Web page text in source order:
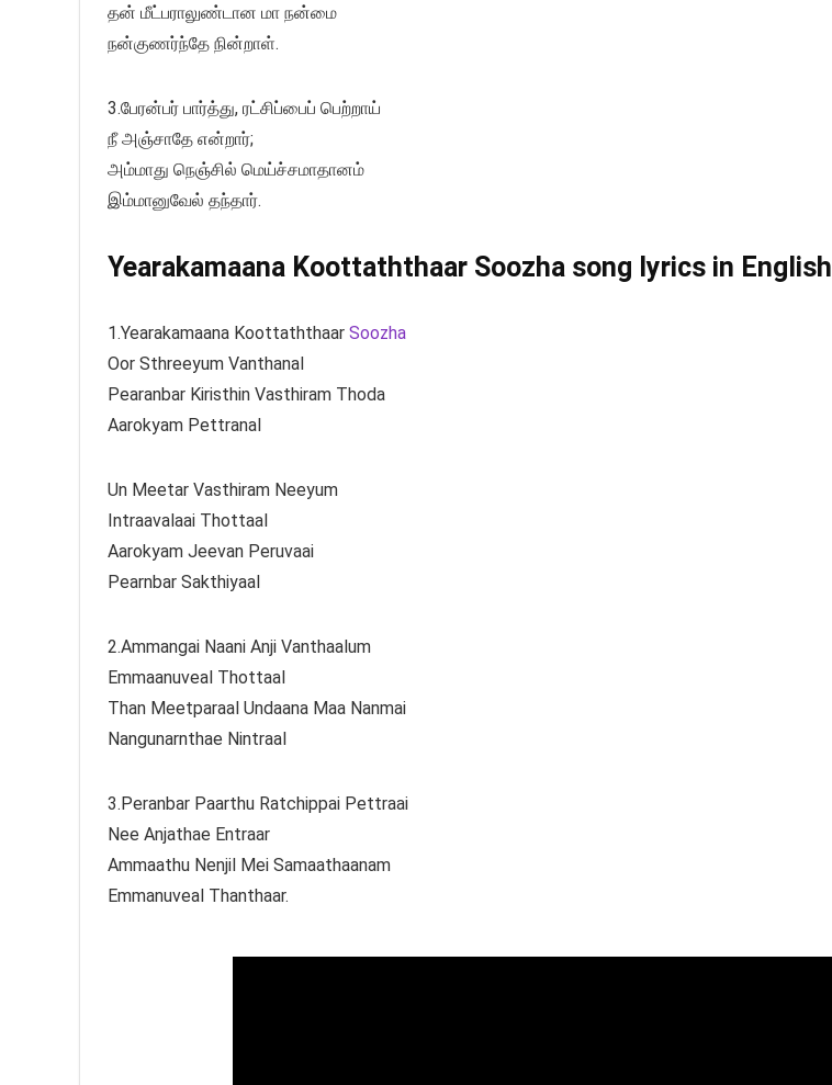
தன் மீட்பராலுண்டான மா நன்மை
நன்குணர்ந்தே நின்றாள்.
3.பேரன்பர் பார்த்து, ரட்சிப்பைப் பெற்றாய்
நீ அஞ்சாதே என்றார்;
அம்மாது நெஞ்சில் மெய்ச்சமாதானம்
இம்மானுவேல் தந்தார்.
Yearakamaana Koottaththaar Soozha song lyrics in English
1.Yearakamaana Koottaththaar Soozha
Oor Sthreeyum Vanthanal
Pearanbar Kiristhin Vasthiram Thoda
Aarokyam Pettranal
Un Meetar Vasthiram Neeyum
Intraavalaai Thottaal
Aarokyam Jeevan Peruvaai
Pearnbar Sakthiyaal
2.Ammangai Naani Anji Vanthaalum
Emmaanuveal Thottaal
Than Meetparaal Undaana Maa Nanmai
Nangunarnthae Nintraal
3.Peranbar Paarthu Ratchippai Pettraai
Nee Anjathae Entraar
Ammaathu Nenjil Mei Samaathaanam
Emmanuveal Thanthaar.